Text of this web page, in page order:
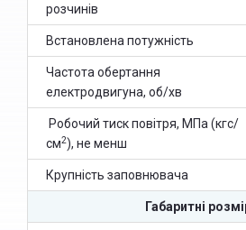
розчинів
Встановлена потужність
Частота обертання
електродвигуна, об/хв
Робочий тиск повітря, МПа (кгс/
см2), не менш
Крупність заповнювача
Габаритні